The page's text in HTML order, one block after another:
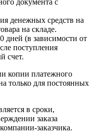
документа с
денежных средств на
на складе.
дней (в зависимости от
поступления
счет.
копии платежного
только для постоянных
в сроки,
заказа
заказчика.